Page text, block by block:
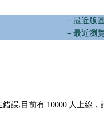
－最近版
－最近瀏
錯誤,目前有 10000 人上線